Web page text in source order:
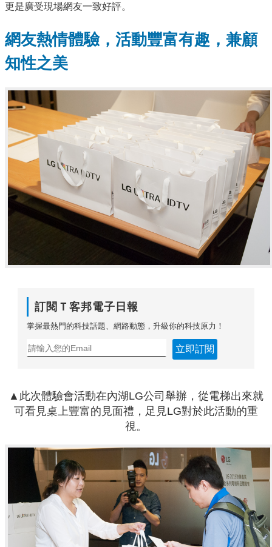
更是廣受現場網友一致好評。
網友熱情體驗，活動豐富有趣，兼顧
知性之美
訂閱Ｔ客邦電子日報
掌握最熱門的科技話題、網路動態，升級你的科技原力！
立即訂閱
▲ 此次體驗會活動在內湖LG公司舉辦，從電梯出來就
可看見桌上豐富的見面禮，足見LG對於此活動的重
視。